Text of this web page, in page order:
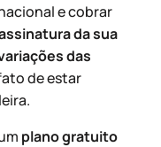
e cobrar
da sua
das
de estar
plano gratuito